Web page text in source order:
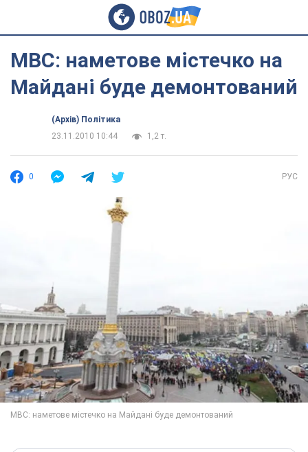
МВС: наметове містечко на
Майдані буде демонтований
(Архів) Політика
23.11.2010 10:44
1,2 т.
0 РУС